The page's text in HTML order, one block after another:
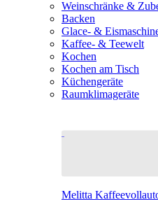
Weinschränke &
Backen
Glace- &
Kaffee- & Teewelt
Kochen
Kochen am Tisch
Küchengeräte
Raumklimageräte
Melitta